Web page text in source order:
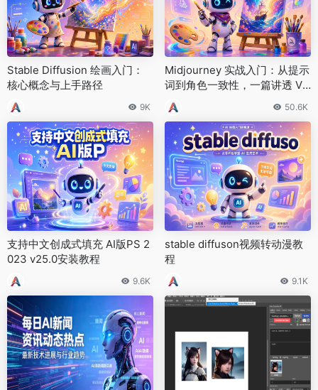
Stable Diffusion 绘画入门：
核心概念与上手路径
9K
Midjourney 实战入门：从提示
词到角色一致性，一篇讲透 V7
玩法
50.6K
支持中文创成式填充 AI版PS 2
023 v25.0安装教程
9.6K
stable diffuson视频转动漫教
程
9.1K